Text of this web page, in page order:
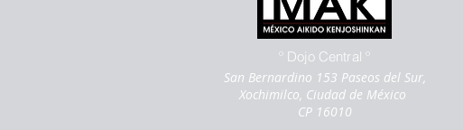
º Dojo Central º
San Bernardino 153 Paseos del Sur,
Xochimilco, Ciudad de México
CP 16010